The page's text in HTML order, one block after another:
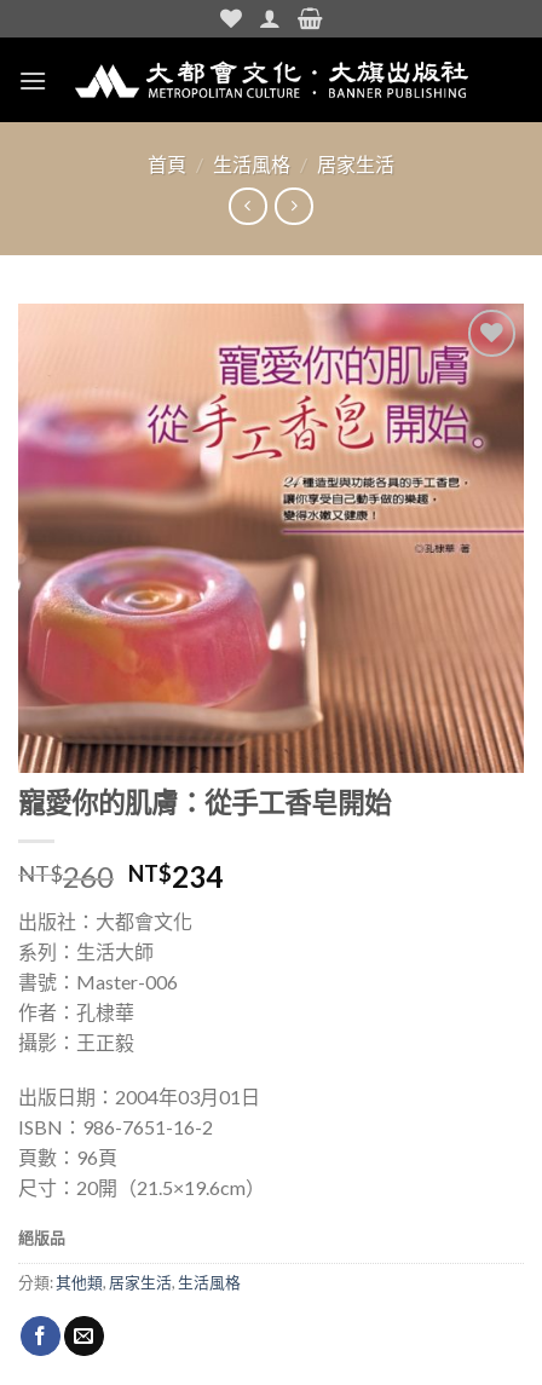
to
content
首頁 / 生活風格 / 居家生活
加入
望清
單」
寵愛你的肌膚：從手工香皂開始
NT$260 NT$234
出版社：大都會文化
系列：生活大師
書號：Master-006
作者：孔棣華
攝影：王正毅
出版日期：2004年03月01日
ISBN：986-7651-16-2
頁數：96頁
尺寸：20開（21.5×19.6cm）
絕版品
分類:其他類, 居家生活,生活風格